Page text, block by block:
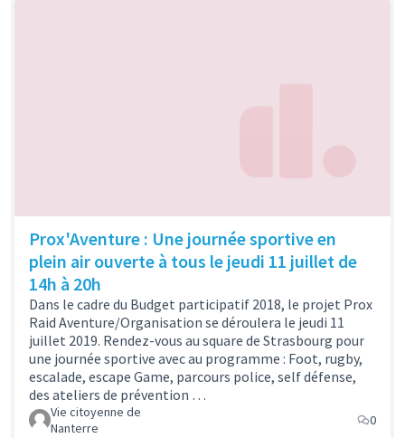
Prox'Aventure : Une journée sportive en
plein air ouverte à tous le jeudi 11 juillet de
14h à 20h
Dans le cadre du Budget participatif 2018, le projet Prox
Raid Aventure/Organisation se déroulera le jeudi 11
juillet 2019. Rendez-vous au square de Strasbourg pour
une journée sportive avec au programme : Foot, rugby,
escalade, escape Game, parcours police, self défense,
des ateliers de prévention …
Vie citoyenne de
Nanterre
0